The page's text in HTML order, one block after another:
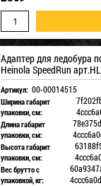
Адаптер для ледобура
Heinola SpeedRun
Артикул: 00-00014515
Ширина габарит
упаковки, см:
Длина габарит
упаковки, см:
Высота габарит
упаковки, см:
Вес брутто с
упаковкой, кг: